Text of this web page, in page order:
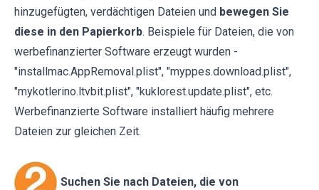
hinzugefügten, verdächtigen Dateien und bewegen Sie
diese in den Papierkorb. Beispiele für Dateien, die von
werbefinanzierter Software erzeugt wurden -
"installmac.AppRemoval.plist", "myppes.download.plist",
"mykotlerino.ltvbit.plist", "kuklorest.update.plist", etc.
Werbefinanzierte Software installiert häufig mehrere
Dateien zur gleichen Zeit.
Suchen Sie nach Dateien, die von